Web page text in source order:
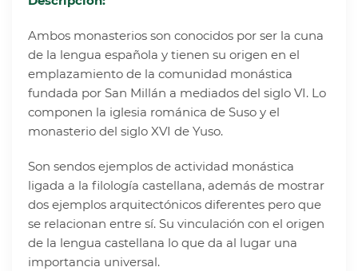
Ambos monasterios son conocidos por ser la cuna
de la lengua española y tienen su origen en el
emplazamiento de la comunidad monástica
fundada por San Millán a mediados del siglo VI. Lo
componen la iglesia románica de Suso y el
monasterio del siglo XVI de Yuso.
Son sendos ejemplos de actividad monástica
ligada a la filología castellana, además de mostrar
dos ejemplos arquitectónicos diferentes pero que
se relacionan entre sí. Su vinculación con el origen
de la lengua castellana lo que da al lugar una
importancia universal.